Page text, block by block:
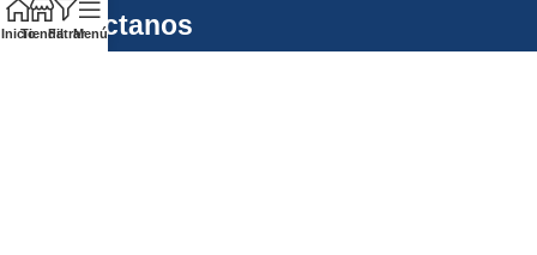
Contáctanos
InicioTiendaFiltrarMenú